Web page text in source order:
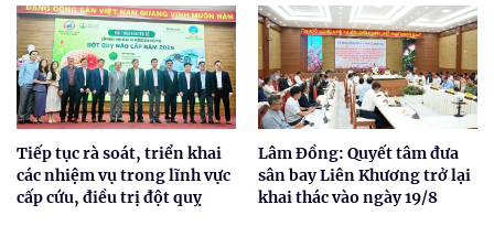
Tiếp tục rà soát, triển khai
các nhiệm vụ trong lĩnh vực
cấp cứu, điều trị đột quỵ
Lâm Đồng: Quyết tâm đưa
sân bay Liên Khương trở lại
khai thác vào ngày 19/8